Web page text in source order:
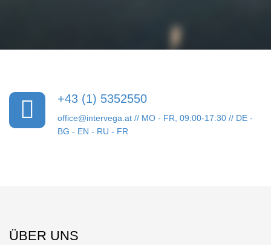
+43 (1) 5352550
office@intervega.at // MO - FR, 09:00-17:30 // DE -
BG - EN - RU - FR
ÜBER UNS